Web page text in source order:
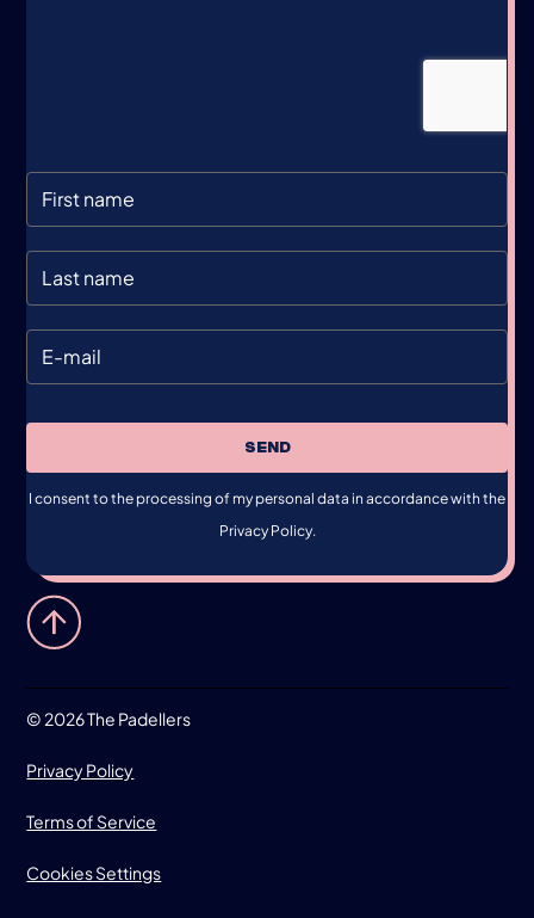
SEND
I consent to the processing of my personal data in accordance with the
Privacy Policy.
© 2026 The Padellers
Privacy Policy
Terms of Service
Cookies Settings